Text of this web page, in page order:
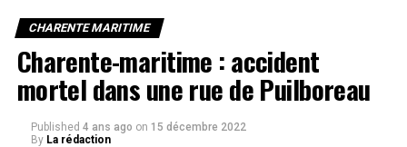
CHARENTE MARITIME
Charente-maritime : accident
mortel dans une rue de Puilboreau
Published 4 ans ago on 15 décembre 2022
By La rédaction